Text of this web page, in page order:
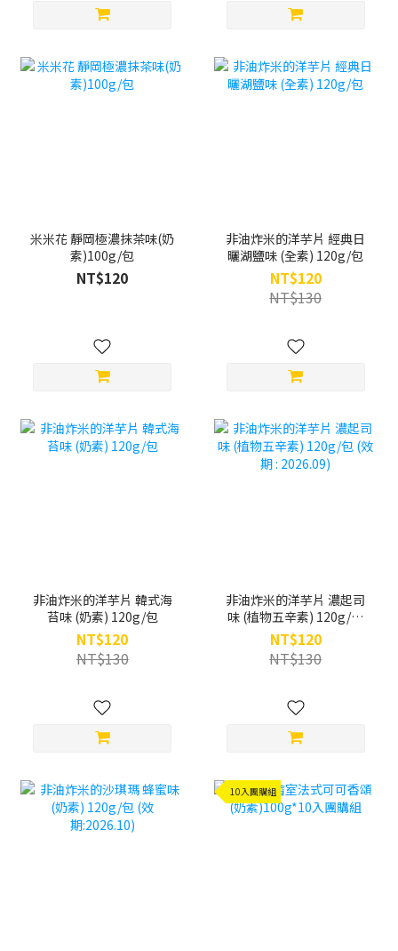
米米花 靜岡極濃抹茶味(奶
素)100g/包
NT$120
非油炸米的洋芋片 經典日
曬湖鹽味 (全素) 120g/包
NT$120
NT$130
非油炸米的洋芋片 韓式海
苔味 (奶素) 120g/包
NT$120
NT$130
非油炸米的洋芋片 濃起司
味 (植物五辛素) 120g/包
(效期 : 2026.09)
NT$120
NT$130
10入團購組